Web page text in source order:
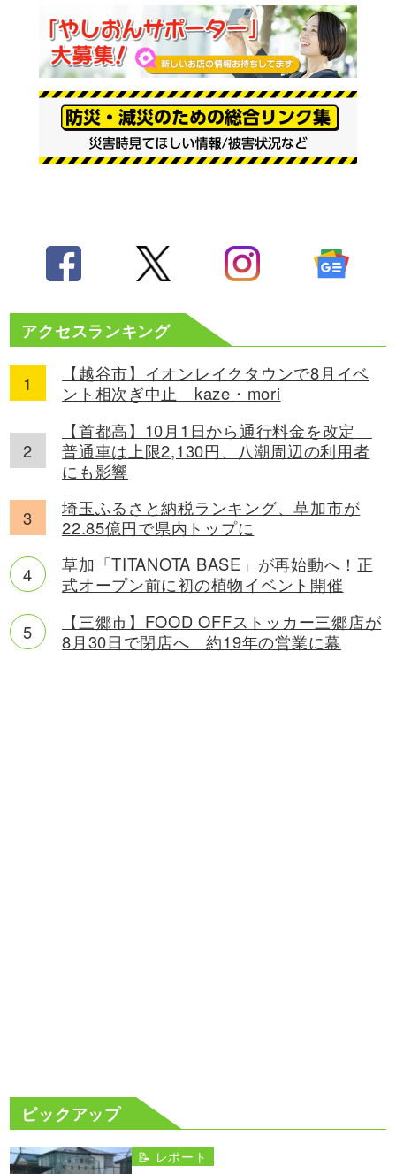
アクセスランキング
【越谷市】イオンレイクタウンで8月イベ
ント相次ぎ中止 kaze・mori
【首都高】10月1日から通行料金を改定
普通車は上限2,130円、八潮周辺の利用者
にも影響
埼玉ふるさと納税ランキング、草加市が
22.85億円で県内トップに
草加「TITANOTA BASE」が再始動へ！正
式オープン前に初の植物イベント開催
【三郷市】FOOD OFFストッカー三郷店が
8月30日で閉店へ 約19年の営業に幕
ピックアップ
📝 レポート